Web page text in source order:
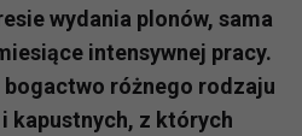
wydania plonów, sama
intensywnej pracy.
różnego rodzaju
kapustnych, z których